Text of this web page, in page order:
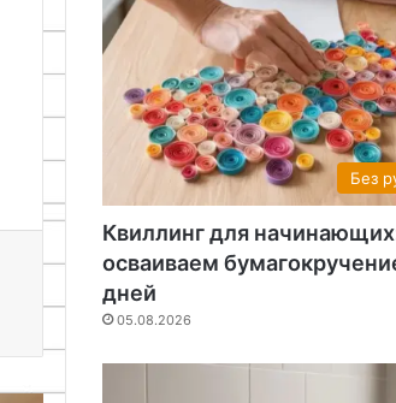
Без
Квиллинг для
осваиваем
дней
05.08.2026